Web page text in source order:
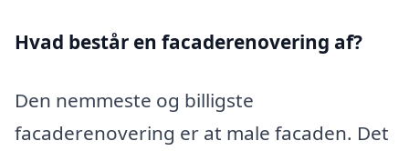
Hvad består en facaderenovering af?
Den nemmeste og billigste
facaderenovering er at male facaden. Det